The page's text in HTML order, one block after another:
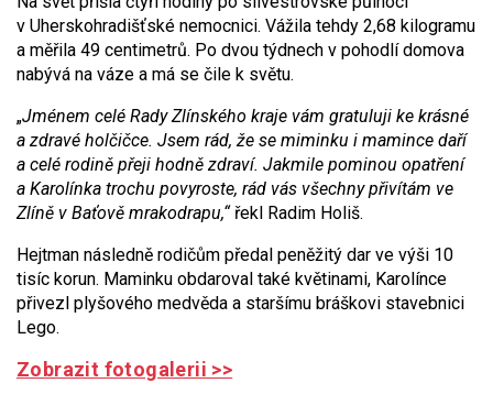
v Uherskohradišťské nemocnici. Vážila tehdy 2,68 kilogramu
a měřila 49 centimetrů. Po dvou týdnech v pohodlí domova
nabývá na váze a má se čile k světu.
„Jménem celé Rady Zlínského kraje vám gratuluji ke krásné
a zdravé holčičce. Jsem rád, že se miminku i mamince daří
a celé rodině přeji hodně zdraví. Jakmile pominou opatření
a Karolínka trochu povyroste, rád vás všechny přivítám ve
Zlíně v Baťově mrakodrapu,“ řekl Radim Holiš.
Hejtman následně rodičům předal peněžitý dar ve výši 10
tisíc korun. Maminku obdaroval také květinami, Karolínce
přivezl plyšového medvěda a staršímu bráškovi stavebnici
Lego.
Zobrazit fotogalerii >>